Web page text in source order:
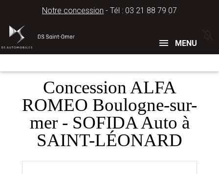
Notre concession - Tél : 03 21 88 79 07
Concessions
MENU
Concession ALFA
ROMEO Boulogne-sur-
mer - SOFIDA Auto à
SAINT-LÉONARD